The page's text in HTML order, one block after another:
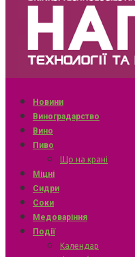
Новини
Виноградарство
Вино
Пиво
Що на крані
Міцні
Сидри
Соки
Медоваріння
Події
Календар